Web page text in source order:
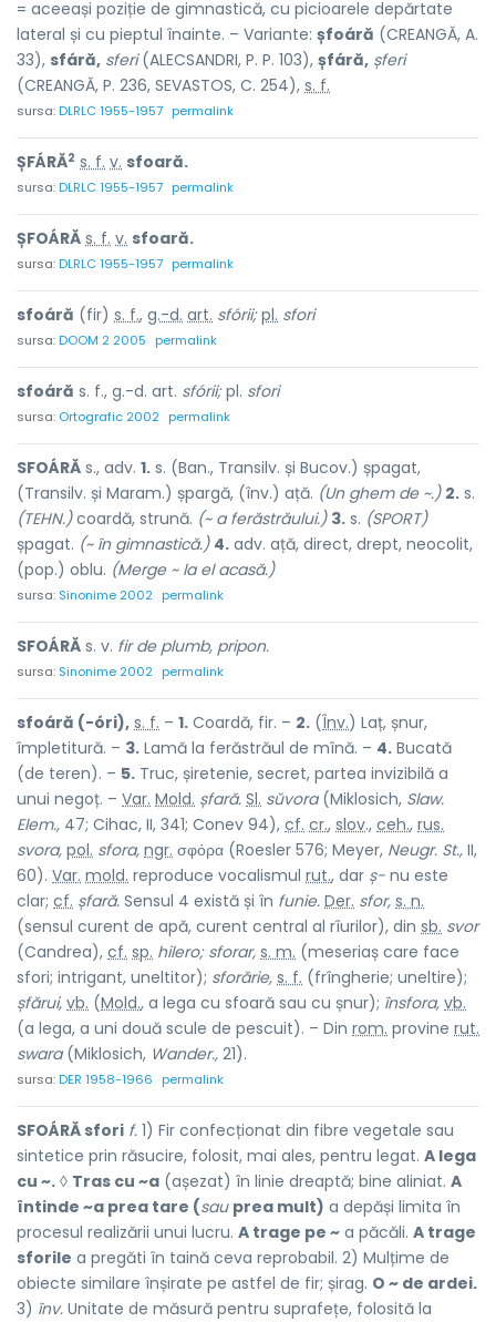
= aceeași poziție de gimnastică, cu picioarele depărtate
lateral și cu pieptul înainte. – Variante: șfoáră (CREANGĂ, A.
33), sfáră, sferi(ALECSANDRI, P. P. 103), șfáră, șferi
(CREANGĂ, P. 236, SEVASTOS, C. 254), s. f.
sursa:DLRLC 1955-1957 permalink
ȘFÁRĂ2 s. f. v. sfoară.
sursa:DLRLC 1955-1957 permalink
ȘFOÁRĂ s. f. v. sfoară.
sursa:DLRLC 1955-1957 permalink
sfoáră (fir) s. f., g.-d. art. sfórii; pl. sfori
sursa:DOOM 2 2005 permalink
sfoáră s. f., g.-d. art. sfórii;pl. sfori
sursa: Ortografic 2002 permalink
SFOÁRĂ s., adv. 1. s. (Ban., Transilv. și Bucov.) șpagat,
(Transilv. și Maram.) șpargă, (înv.) ață. (Un ghem de ~.) 2. s.
(TEHN.)coardă, strună. (~ a ferăstrăului.) 3. s. (SPORT)
șpagat. (~ în gimnastică.) 4. adv. ață, direct, drept, neocolit,
(pop.) oblu. (Merge ~ la el acasă.)
sursa: Sinonime 2002 permalink
SFOÁRĂ s. v. fir de plumb, pripon.
sursa: Sinonime 2002 permalink
sfoáră (-óri), s. f. – 1. Coardă, fir. – 2. (Înv.) Laț, șnur,
împletitură. – 3. Lamă la ferăstrăul de mînă. – 4. Bucată
(de teren). – 5. Truc, șiretenie, secret, partea invizibilă a
unui negoț. – Var. Mold. șfară. Sl. sŭvora(Miklosich, Slaw.
Elem., 47; Cihac, II, 341; Conev 94), cf. cr., slov., ceh., rus.
svora, pol. sfora, ngr. σφόρα (Roesler 576; Meyer, Neugr. St., II,
60). Var. mold. reproduce vocalismul rut., dar ș- nu este
clar; cf. șfară. Sensul 4 există și în funie. Der. sfor, s. n.
(sensul curent de apă, curent central al rîurilor), din sb. svor
(Candrea), cf. sp. hilero; sforar, s. m. (meseriaș care face
sfori; intrigant, uneltitor); sforărie, s. f. (frîngherie; uneltire);
șfărui, vb. (Mold., a lega cu sfoară sau cu șnur); însfora, vb.
(a lega, a uni două scule de pescuit). – Din rom. provine rut.
swara(Miklosich, Wander., 21).
sursa:DER 1958-1966 permalink
SFOÁRĂ sfori f. 1) Fir confecționat din fibre vegetale sau
sintetice prin răsucire, folosit, mai ales, pentru legat. A lega
cu ~. ◊ Tras cu ~a (așezat) în linie dreaptă; bine aliniat. A
întinde ~a prea tare (sau prea mult) a depăși limita în
procesul realizării unui lucru. A trage pe ~ a păcăli. A trage
sforile a pregăti în taină ceva reprobabil. 2) Mulțime de
obiecte similare înșirate pe astfel de fir; șirag. O ~ de ardei.
3) înv. Unitate de măsură pentru suprafețe, folosită la